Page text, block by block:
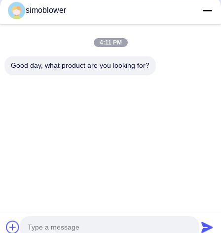
© 2026 Xinxiang SIMO Blower Co., Ltd.. All Rights Reserved.
simoblower
4:11 PM
Good day, what product are you looking for?